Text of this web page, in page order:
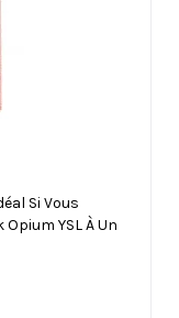
Si Vous
YSL À Un